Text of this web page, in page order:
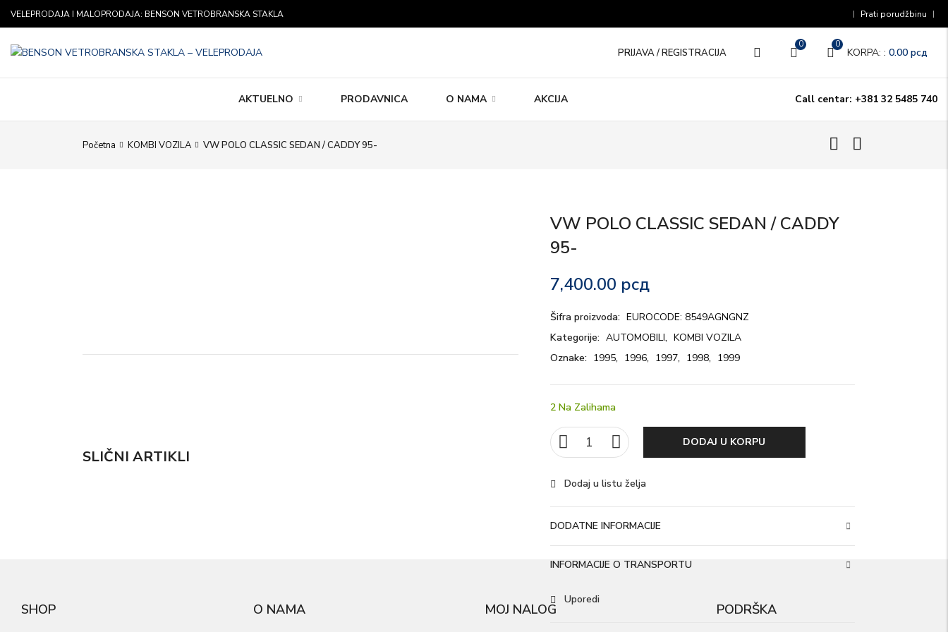
VELEPRODAJA I MALOPRODAJA: BENSON VETROBRANSKA STAKLA Prati porudžbinu
PRIJAVA / REGISTRACIJA
0 0
KORPA: : 0.00 рсд
AKTUELNO PRODAVNICA O NAMA AKCIJA Call centar: +381 32 5485 740
Početna KOMBI VOZILA VW POLO CLASSIC SEDAN / CADDY 95-
VW POLO CLASSIC SEDAN / CADDY
95-
7,400.00 рсд
Šifra proizvoda: EUROCODE: 8549AGNGNZ
Kategorije: AUTOMOBILI, KOMBI VOZILA
Oznake: 1995, 1996, 1997, 1998, 1999
2 Na Zalihama
DODAJ U KORPU
Dodaj u listu želja
DODATNE INFORMACIJE
INFORMACIJE O TRANSPORTU
Uporedi
SLIČNI ARTIKLI
SHOP O NAMA MOJ NALOG PODRŠKA